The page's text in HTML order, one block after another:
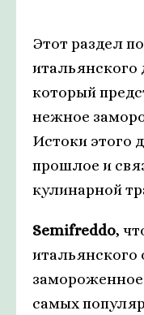
Этот раздел
итальянского
который
нежное
Истоки этого
прошлое и
кулинарной
Semifreddo,
итальянского
самых